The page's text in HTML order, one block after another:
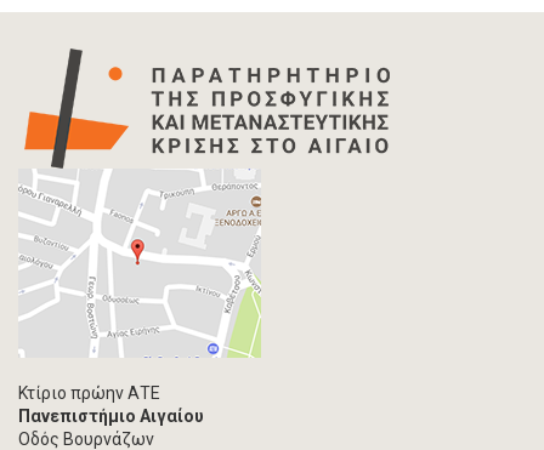
Κτίριο πρώην ΑΤΕ
Πανεπιστήμιο Αιγαίου
Οδός Βουρνάζων